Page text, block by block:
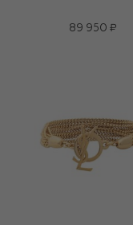
89 950 ₽